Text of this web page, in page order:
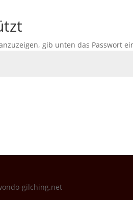
gib unten das Passwort
gilching.net